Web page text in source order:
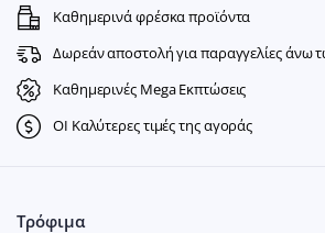
Καθημερινά φρέσκα προϊόντα
Δωρεάν αποστολή για παραγγελίες άνω
Καθημερινές Mega Εκπτώσεις
ΟΙ Καλύτερες τιμές της αγοράς
Τρόφιμα